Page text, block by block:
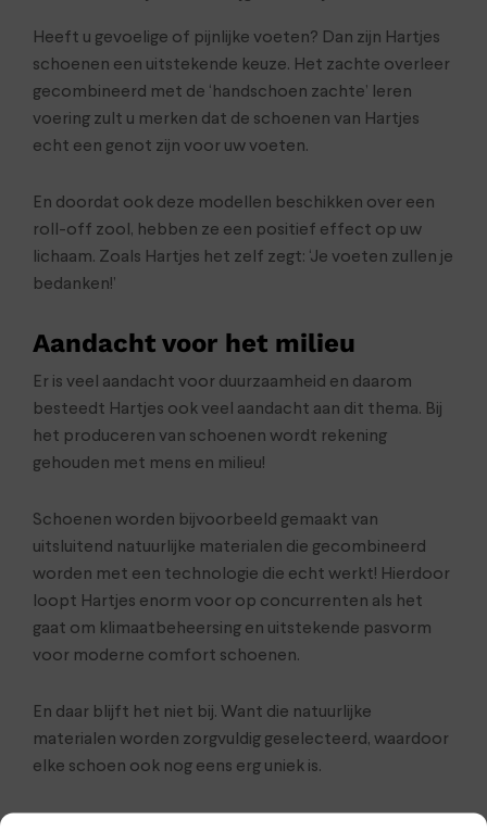
Heeft u gevoelige of pijnlijke voeten? Dan zijn Hartjes
schoenen een uitstekende keuze. Het zachte overleer
gecombineerd met de ‘handschoen zachte’ leren
voering zult u merken dat de schoenen van Hartjes
echt een genot zijn voor uw voeten.
En doordat ook deze modellen beschikken over een
roll-off zool, hebben ze een positief effect op uw
lichaam. Zoals Hartjes het zelf zegt: ‘Je voeten zullen je
bedanken!’
Aandacht voor het milieu
Er is veel aandacht voor duurzaamheid en daarom
besteedt Hartjes ook veel aandacht aan dit thema. Bij
het produceren van schoenen wordt rekening
gehouden met mens en milieu!
Schoenen worden bijvoorbeeld gemaakt van
uitsluitend natuurlijke materialen die gecombineerd
worden met een technologie die echt werkt! Hierdoor
loopt Hartjes enorm voor op concurrenten als het
gaat om klimaatbeheersing en uitstekende pasvorm
voor moderne comfort schoenen.
En daar blijft het niet bij. Want die natuurlijke
materialen worden zorgvuldig geselecteerd, waardoor
elke schoen ook nog eens erg uniek is.